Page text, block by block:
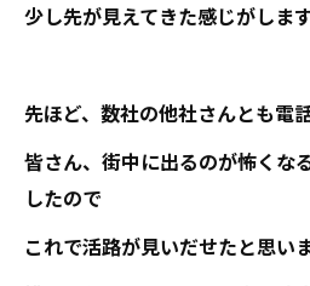
少し先が見えてきた感じがします
先ほど、数社の他社さんとも電
皆さん、街中に出るのが怖くな
したので
これで活路が見いだせたと思いま